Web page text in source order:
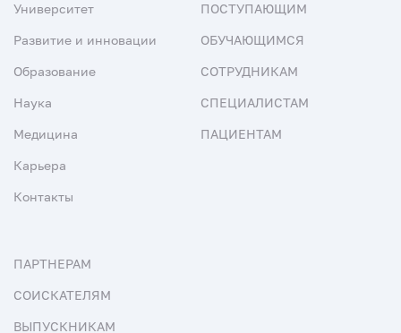
Университет
Развитие и инновации
Образование
Наука
Медицина
Карьера
Контакты
ПОСТУПАЮЩИМ
ОБУЧАЮЩИМСЯ
СОТРУДНИКАМ
СПЕЦИАЛИСТАМ
ПАЦИЕНТАМ
ПАРТНЕРАМ
СОИСКАТЕЛЯМ
ВЫПУСКНИКАМ